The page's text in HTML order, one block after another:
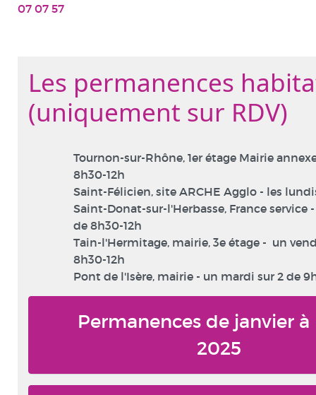
07 07 57
Les permanences
(uniquement sur RDV)
Tournon-sur-Rhône, 1er étage Mairie
8h30-12h
Saint-Félicien, site ARCHE Agglo - les
Saint-Donat-sur-l'Herbasse, France service
de 8h30-12h
Tain-l'Hermitage, mairie, 3e étage - un
8h30-12h
Pont de l'Isère, mairie - un mardi sur 2 de
Permanences de janvier à
2025